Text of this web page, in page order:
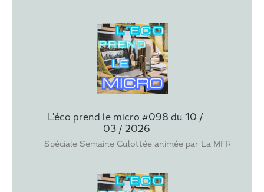
L'éco prend le micro #098 du 10 /
03 / 2026
Spéciale Semaine Culottée animée par La MFR de la